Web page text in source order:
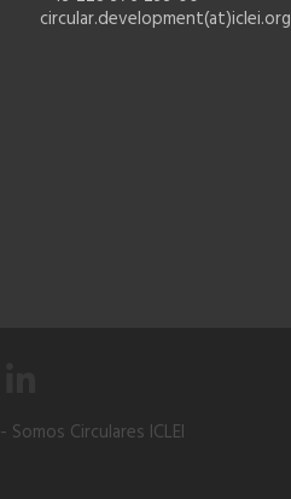
circular.development(at)iclei.org
- Somos Circulares ICLEI